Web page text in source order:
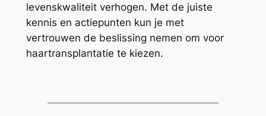
levenskwaliteit verhogen. Met de juiste
kennis en actiepunten kun je met
vertrouwen de beslissing nemen om voor
haartransplantatie te kiezen.